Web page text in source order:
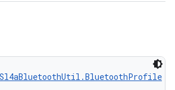
Sl4aBluetoothUtil.BluetoothProfile